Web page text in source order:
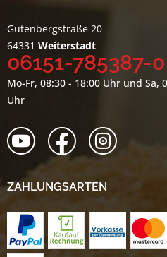
Gutenbergstraße 20
64331 Weiterstadt
06151-785387-0
Mo-Fr, 08:30 - 18:00 Uhr und Sa,
Uhr
ZAHLUNGSARTEN